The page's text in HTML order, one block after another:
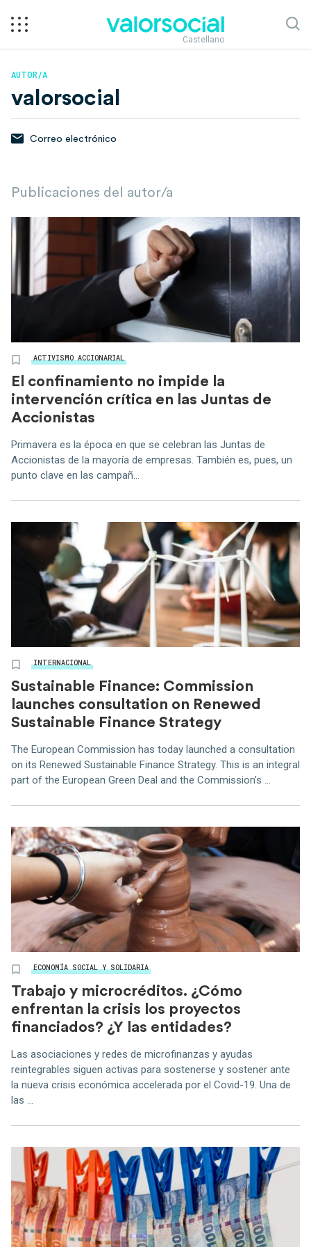
Castellano
AUTOR/A
valorsocial
Correo electrónico
Publicaciones del autor/a
ACTIVISMO ACCIONARIAL
El confinamiento no impide la
intervención crítica en las Juntas de
Accionistas
Primavera es la época en que se celebran las Juntas de
Accionistas de la mayoría de empresas. También es, pues, un
punto clave en las campañ...
INTERNACIONAL
Sustainable Finance: Commission
launches consultation on Renewed
Sustainable Finance Strategy
The European Commission has today launched a consultation
on its Renewed Sustainable Finance Strategy. This is an integral
part of the European Green Deal and the Commission’s ...
ECONOMÍA SOCIAL Y SOLIDARIA
Trabajo y microcréditos. ¿Cómo
enfrentan la crisis los proyectos
financiados? ¿Y las entidades?
Las asociaciones y redes de microfinanzas y ayudas
reintegrables siguen activas para sostenerse y sostener ante
la nueva crisis económica accelerada por el Covid-19. Una de
las ...